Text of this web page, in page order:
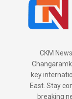
CKM
key
East. Stay
breaking